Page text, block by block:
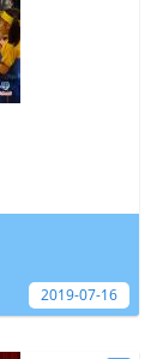
2019-07-16